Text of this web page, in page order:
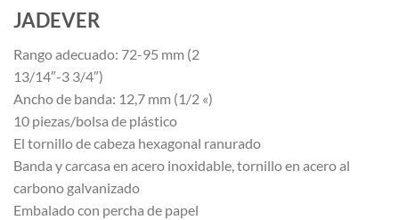
JADEVER
Rango adecuado: 72-95 mm (2
13/14″-3 3/4″)
Ancho de banda: 12,7 mm (1/2 «)
10 piezas/bolsa de plástico
El tornillo de cabeza hexagonal ranurado
Banda y carcasa en acero inoxidable, tornillo en acero al
carbono galvanizado
Embalado con percha de papel